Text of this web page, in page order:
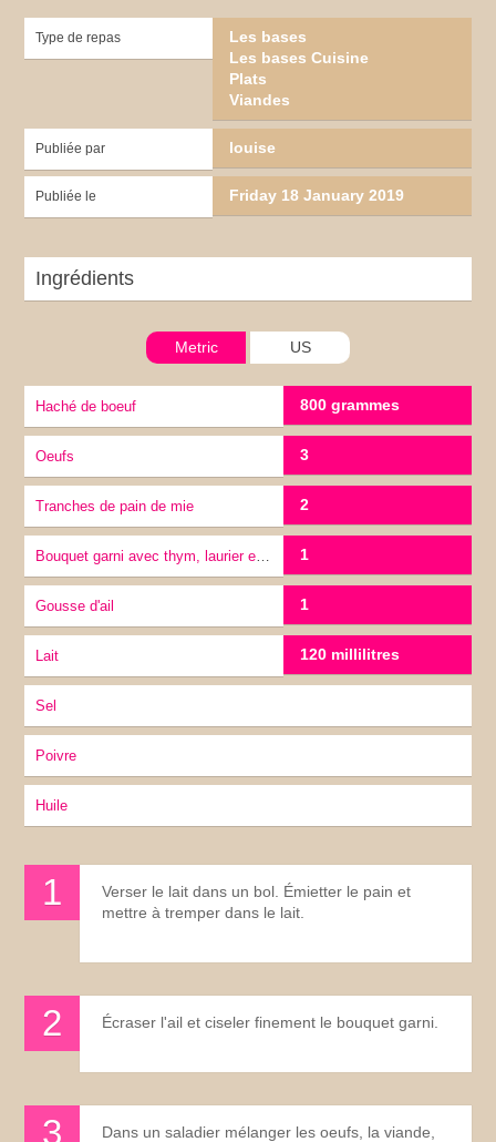
Type de repas
Les bases
Les bases Cuisine
Plats
Viandes
Publiée par louise
Publiée le Friday 18 January 2019
Ingrédients
Metric US
Haché de boeuf 800 grammes
Oeufs 3
tranches de pain de mie 2
Bouquet garni avec thym, laurier et romarin 1
gousse d'ail 1
lait 120 millilitres
sel
Poivre
huile
Verser le lait dans un bol. Émietter le pain et
mettre à tremper dans le lait.
Écraser l'ail et ciseler finement le bouquet garni.
Dans un saladier mélanger les oeufs, la viande,